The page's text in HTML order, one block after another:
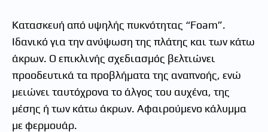
Κατασκευή από υψηλής πυκνότητας “Foam”.
Ιδανικό για την ανύψωση της πλάτης και των κάτω
άκρων. Ο επικλινής σχεδιασµός βελτιώνει
προοδευτικά τα προβλήµατα της αναπνοής, ενώ
µειώνει ταυτόχρονα το άλγος του αυχένα, της
µέσης ή των κάτω άκρων. Αφαιρούµενο κάλυµµα
µε φερµουάρ.